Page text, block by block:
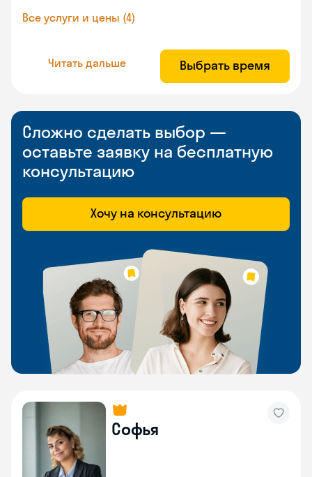
Все услуги и цены (4)
Читать дальше Выбрать время
Сложно сделать выбор —
оставьте заявку на бесплатную
консультацию
Хочу на консультацию
Софья